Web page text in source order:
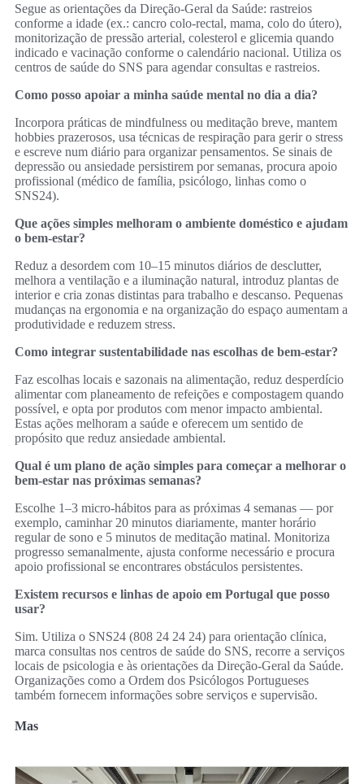
Segue as orientações da Direção‑Geral da Saúde: rastreios
conforme a idade (ex.: cancro colo‑rectal, mama, colo do útero),
monitorização de pressão arterial, colesterol e glicemia quando
indicado e vacinação conforme o calendário nacional. Utiliza os
centros de saúde do SNS para agendar consultas e rastreios.
Como posso apoiar a minha saúde mental no dia a dia?
Incorpora práticas de mindfulness ou meditação breve, mantem
hobbies prazerosos, usa técnicas de respiração para gerir o stress
e escreve num diário para organizar pensamentos. Se sinais de
depressão ou ansiedade persistirem por semanas, procura apoio
profissional (médico de família, psicólogo, linhas como o
SNS24).
Que ações simples melhoram o ambiente doméstico e ajudam
o bem‑estar?
Reduz a desordem com 10–15 minutos diários de desclutter,
melhora a ventilação e a iluminação natural, introduz plantas de
interior e cria zonas distintas para trabalho e descanso. Pequenas
mudanças na ergonomia e na organização do espaço aumentam a
produtividade e reduzem stress.
Como integrar sustentabilidade nas escolhas de bem‑estar?
Faz escolhas locais e sazonais na alimentação, reduz desperdício
alimentar com planeamento de refeições e compostagem quando
possível, e opta por produtos com menor impacto ambiental.
Estas ações melhoram a saúde e oferecem um sentido de
propósito que reduz ansiedade ambiental.
Qual é um plano de ação simples para começar a melhorar o
bem‑estar nas próximas semanas?
Escolhe 1–3 micro‑hábitos para as próximas 4 semanas — por
exemplo, caminhar 20 minutos diariamente, manter horário
regular de sono e 5 minutos de meditação matinal. Monitoriza
progresso semanalmente, ajusta conforme necessário e procura
apoio profissional se encontrares obstáculos persistentes.
Existem recursos e linhas de apoio em Portugal que posso
usar?
Sim. Utiliza o SNS24 (808 24 24 24) para orientação clínica,
marca consultas nos centros de saúde do SNS, recorre a serviços
locais de psicologia e às orientações da Direção‑Geral da Saúde.
Organizações como a Ordem dos Psicólogos Portugueses
também fornecem informações sobre serviços e supervisão.
Mas